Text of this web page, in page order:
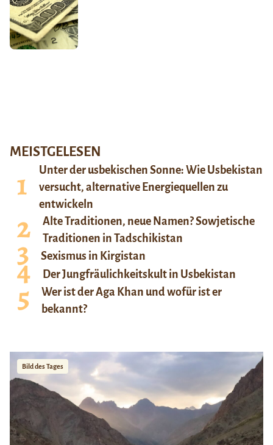
MEISTGELESEN
Unter der usbekischen Sonne: Wie Usbekistan
versucht, alternative Energiequellen zu
entwickeln
Alte Traditionen, neue Namen? Sowjetische
Traditionen in Tadschikistan
Sexismus in Kirgistan
Der Jungfräulichkeitskult in Usbekistan
Wer ist der Aga Khan und wofür ist er
bekannt?
Bild des Tages